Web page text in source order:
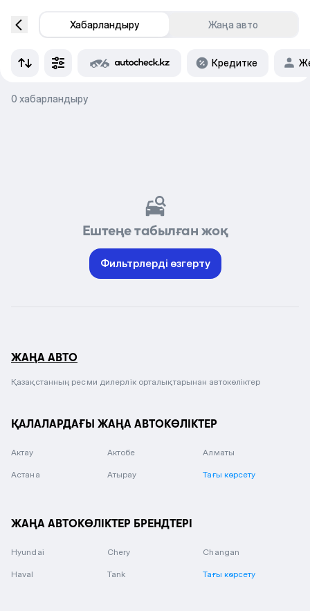
Хабарландыру Жаңа авто
Кредитке
0 хабарландыру
Ештеңе табылған жоқ
Фильтрлерді өзгерту
ЖАҢА АВТО
Қазақстанның ресми дилерлік орталықтарынан автокөліктер
ҚАЛАЛАРДАҒЫ ЖАҢА АВТОКӨЛІКТЕР
Актау Актобе Алматы
Астана Атырау Тағы көрсету
ЖАҢА АВТОКӨЛІКТЕР БРЕНДТЕРІ
Hyundai Chery Changan
Haval Tank Тағы көрсету